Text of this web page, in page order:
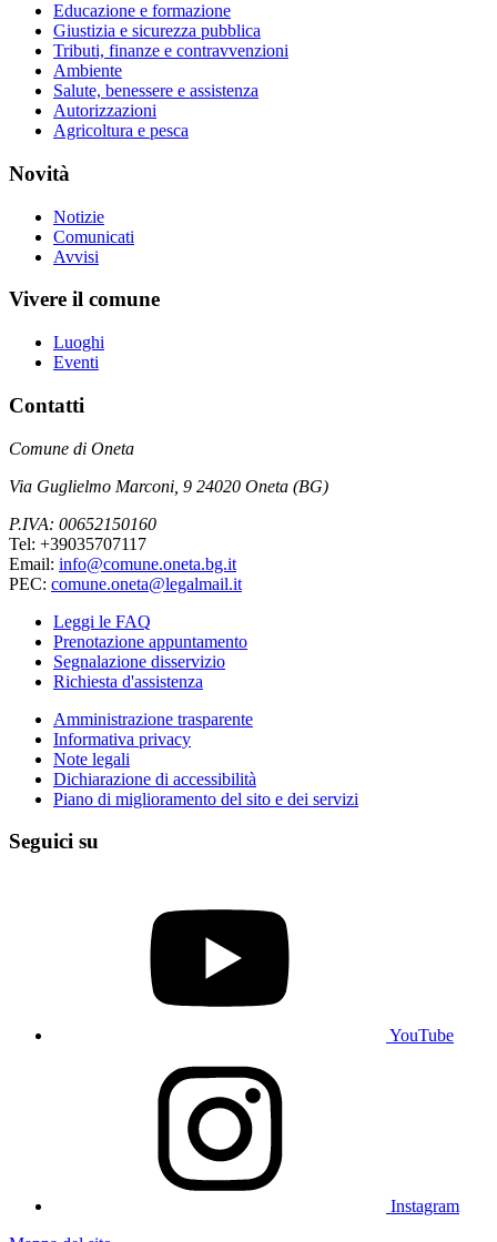
Educazione e formazione
Giustizia e sicurezza pubblica
Tributi, finanze e contravvenzioni
Ambiente
Salute, benessere e assistenza
Autorizzazioni
Agricoltura e pesca
Novità
Notizie
Comunicati
Avvisi
Vivere il comune
Luoghi
Eventi
Contatti
Comune di Oneta
Via Guglielmo Marconi, 9 24020 Oneta (BG)
P.IVA: 00652150160
Tel: +39035707117
Email: info@comune.oneta.bg.it
PEC: comune.oneta@legalmail.it
Leggi le FAQ
Prenotazione appuntamento
Segnalazione disservizio
Richiesta d'assistenza
Amministrazione trasparente
Informativa privacy
Note legali
Dichiarazione di accessibilità
Piano di miglioramento del sito e dei servizi
Seguici su
YouTube
Instagram